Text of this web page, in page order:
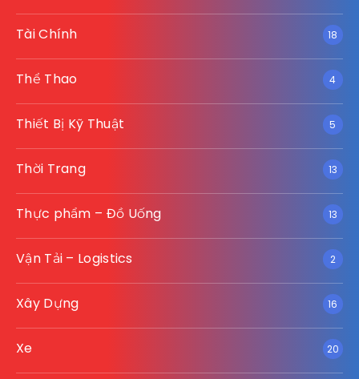
Tài Chính 18
Thể Thao 4
Thiết Bị Kỹ Thuật 5
Thời Trang 13
Thực phẩm – Đồ Uống 13
Vận Tải – Logistics 2
Xây Dựng 16
Xe 20